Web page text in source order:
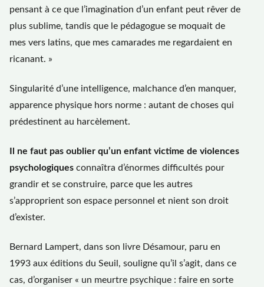
pensant à ce que l’imagination d’un enfant peut rêver de
plus sublime, tandis que le pédagogue se moquait de
mes vers latins, que mes camarades me regardaient en
ricanant. »
Singularité d’une intelligence, malchance d’en manquer,
apparence physique hors norme : autant de choses qui
prédestinent au harcèlement.
Il ne faut pas oublier qu’un enfant victime de violences
psychologiques connaîtra d’énormes difficultés pour
grandir et se construire, parce que les autres
s’approprient son espace personnel et nient son droit
d’exister.
Bernard Lampert, dans son livre Désamour, paru en
1993 aux éditions du Seuil, souligne qu’il s’agit, dans ce
cas, d’organiser « un meurtre psychique : faire en sorte